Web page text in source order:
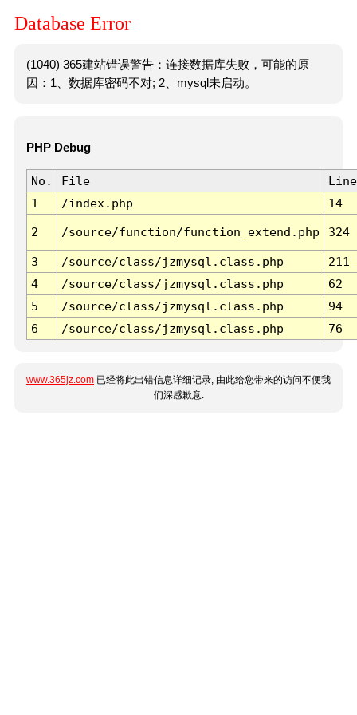
Database Error
(1040) 365建站错误警告：连接数据库失败，可能的原
因：1、数据库密码不对; 2、mysql未启动。
PHP Debug
No. File
Line
1
/index.php 14
2 /source/function/function_extend.php 324
3 /source/class/jzmysql.class.php
211
4
/source/class/jzmysql.class.php
62
5
/source/class/jzmysql.class.php
94
6
/source/class/jzmysql.class.php 76
www.365jz.com 已经将此出错信息详细记录, 由此给您带来的访问不便我
们深感歉意.